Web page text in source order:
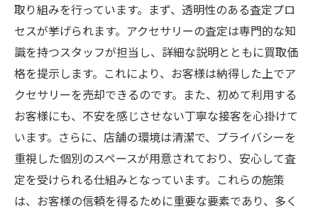
買取大吉新静岡店でアクセサリーを売る際のプ
ロセスと安心感
買取プロセスを知ることで安心感を
買取大吉新静岡店の具体的な買取プロセス
プロが解説する買取の流れと安心感
安心して売却するプロセスの全貌
プロセスを知って安心の買取を実現
買取大吉新静岡店での安心の流れを理解す
る
取り組みを行っています。まず、透明性のある査定プロ
セスが挙げられます。アクセサリーの査定は専門的な知
識を持つスタッフが担当し、詳細な説明とともに買取価
格を提示します。これにより、お客様は納得した上でア
クセサリーを売却できるのです。また、初めて利用する
お客様にも、不安を感じさせない丁寧な接客を心掛けて
います。さらに、店舗の環境は清潔で、プライバシーを
重視した個別のスペースが用意されており、安心して査
定を受けられる仕組みとなっています。これらの施策
は、お客様の信頼を得るために重要な要素であり、多く